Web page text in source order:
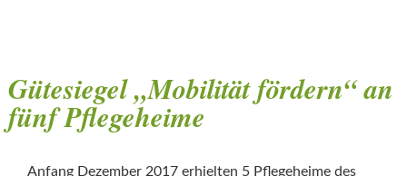
Gütesiegel „Mobilität fördern“ an
fünf Pflegeheime
Anfang Dezember 2017 erhielten 5 Pflegeheime des